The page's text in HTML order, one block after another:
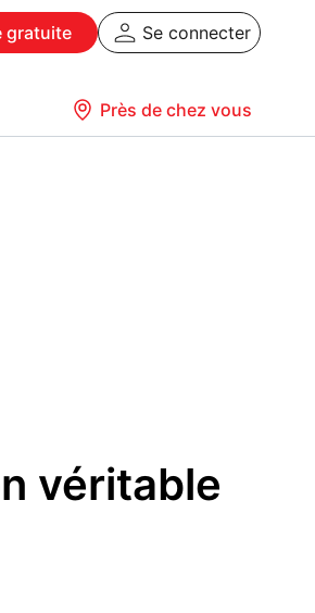
gratuite Se connecter
Près de chez vous
véritable